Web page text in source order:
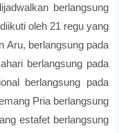
berlangsung
oleh 21 regu yang
Aru, berlangsung pada
berlangsung pada
berlangsung pada
Pria berlangsung
estafet berlangsung